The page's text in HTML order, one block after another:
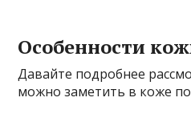
Особенности
Давайте подробнее
можно заметить в коже